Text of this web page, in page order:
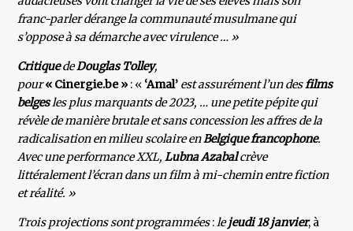
franc-parler dérange la communauté musulmane qui
s’oppose à sa démarche avec virulence … »
CritiquedeDouglas Tolley,
pour« Cinergie.be » : « ‘Amal’ est assurément l’un desfilms
belgesles plus marquants de 2023, … une petite pépite qui
révèle de manière brutale et sans concession les affres de la
radicalisation en milieu scolaire enBelgique francophone.
Avec une performance XXL, Lubna Azabalcrève
littéralement l’écran dans un film à mi-chemin entre fiction
et réalité. »
Trois projections sont programmées:lejeudi 18 janvier, à